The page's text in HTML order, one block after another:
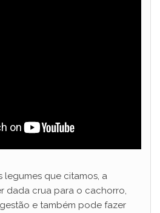
legumes que citamos, a
dada crua para o cachorro,
e também pode fazer